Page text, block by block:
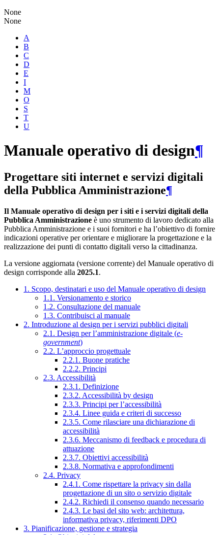
None
None
A
B
C
D
E
I
M
O
S
T
U
Manuale operativo di design¶
Progettare siti internet e servizi digitali
della Pubblica Amministrazione¶
Il Manuale operativo di design per i siti e i servizi digitali della
Pubblica Amministrazione è uno strumento di lavoro dedicato alla
Pubblica Amministrazione e i suoi fornitori e ha l’obiettivo di fornire
indicazioni operative per orientare e migliorare la progettazione e la
realizzazione dei punti di contatto digitali verso la cittadinanza.
La versione aggiornata (versione corrente) del Manuale operativo di
design corrisponde alla 2025.1.
1. Scopo, destinatari e uso del Manuale operativo di design
1.1. Versionamento e storico
1.2. Consultazione del manuale
1.3. Contribuisci al manuale
2. Introduzione al design per i servizi pubblici digitali
2.1. Design per l’amministrazione digitale (e-
government)
2.2. L’approccio progettuale
2.2.1. Buone pratiche
2.2.2. Principi
2.3. Accessibilità
2.3.1. Definizione
2.3.2. Accessibilità by design
2.3.3. Principi per l’accessibilità
2.3.4. Linee guida e criteri di successo
2.3.5. Come rilasciare una dichiarazione di
accessibilità
2.3.6. Meccanismo di feedback e procedura di
attuazione
2.3.7. Obiettivi accessibilità
2.3.8. Normativa e approfondimenti
2.4. Privacy
2.4.1. Come rispettare la privacy sin dalla
progettazione di un sito o servizio digitale
2.4.2. Richiedi il consenso quando necessario
2.4.3. Le basi del sito web: architettura,
informativa privacy, riferimenti DPO
3. Pianificazione, gestione e strategia